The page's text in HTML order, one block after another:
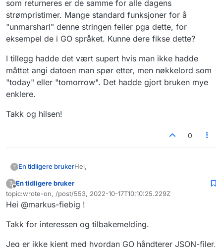
som returneres er de samme for alle dagens
strømpristimer. Mange standard funksjoner for å
"unmarsharl" denne stringen feiler pga dette, for
eksempel de i GO språket. Kunne dere fikse dette?
I tillegg hadde det vært supert hvis man ikke hadde
måttet angi datoen man spør etter, men nøkkelord som
"today" eller "tomorrow". Det hadde gjort bruken mye
enklere.
Takk og hilsen!
0
? En tidligere brukerHei,
https://www.hvakosterstrommen.no/api/
Ulempen med denne er at alle nøklene i
for alle dagens strømpristimer. Mange
denne stringen feiler pga dette, for
I tillegg hadde det vært supert hvis man ikke
men nøkkelord som "today" eller
Takk og hilsen!
?
Frakoblet
En tidligere bruker
topic:wrote-on, /post/553, 2022-10-17T10:10:25.229Z
Sist endret av
Hei @markus-fiebig !
Takk for interessen og tilbakemelding.
Jeg er ikke kjent med hvordan GO håndterer JSON-filer,